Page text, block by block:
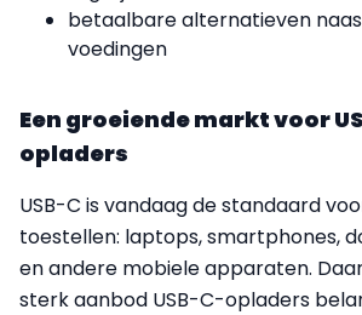
betaalbare alternatieven
voedingen
Een groeiende markt voor
opladers
USB-C is vandaag de standaard
toestellen: laptops, smartphones,
en andere mobiele apparaten.
sterk aanbod USB-C-opladers